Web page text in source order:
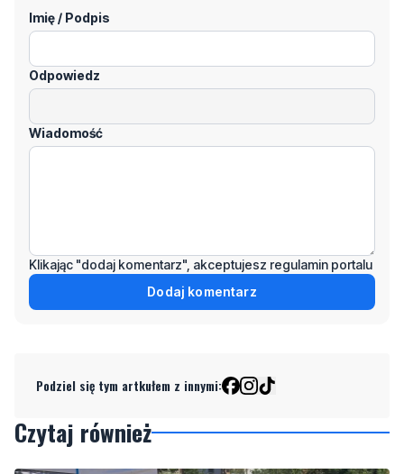
Imię / Podpis
Odpowiedz
Wiadomość
Klikając "dodaj komentarz", akceptujesz regulamin portalu
Dodaj komentarz
Podziel się tym artkułem z innymi:
Czytaj również